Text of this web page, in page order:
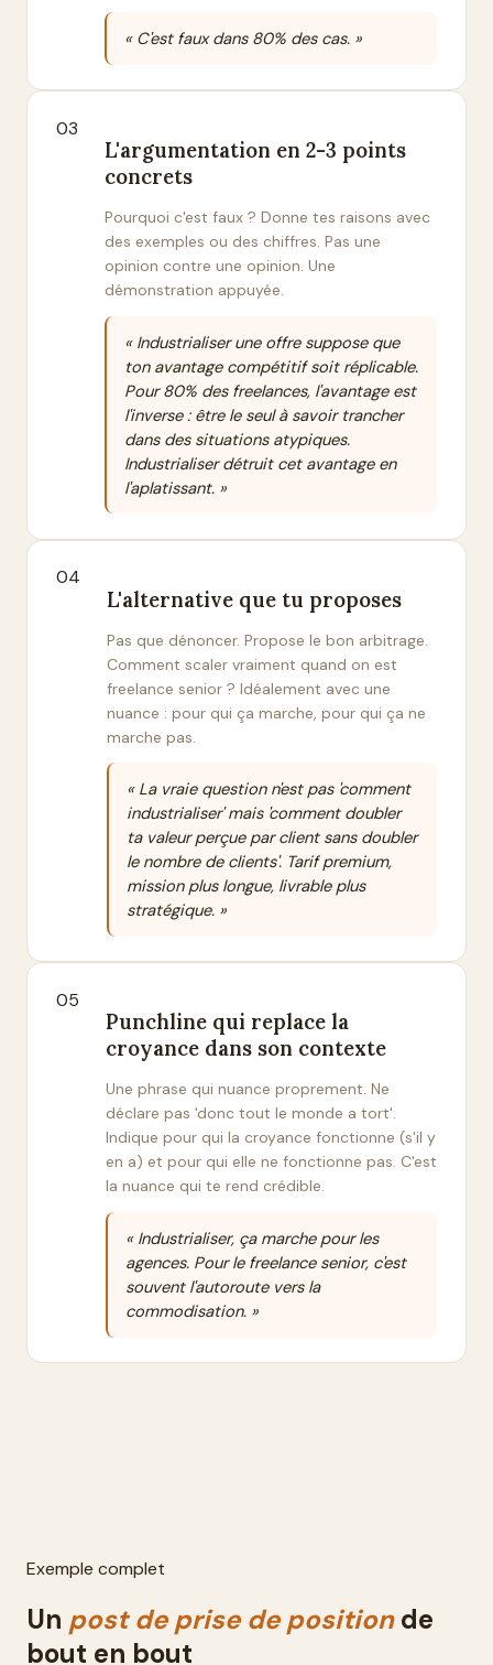
« C'est faux dans 80% des cas. »
03
L'argumentation en 2-3 points
concrets
Pourquoi c'est faux ? Donne tes raisons avec
des exemples ou des chiffres. Pas une
opinion contre une opinion. Une
démonstration appuyée.
« Industrialiser une offre suppose que
ton avantage compétitif soit réplicable.
Pour 80% des freelances, l'avantage est
l'inverse : être le seul à savoir trancher
dans des situations atypiques.
Industrialiser détruit cet avantage en
l'aplatissant. »
04
L'alternative que tu proposes
Pas que dénoncer. Propose le bon arbitrage.
Comment scaler vraiment quand on est
freelance senior ? Idéalement avec une
nuance : pour qui ça marche, pour qui ça ne
marche pas.
« La vraie question n'est pas 'comment
industrialiser' mais 'comment doubler
ta valeur perçue par client sans doubler
le nombre de clients'. Tarif premium,
mission plus longue, livrable plus
stratégique. »
05
Punchline qui replace la
croyance dans son contexte
Une phrase qui nuance proprement. Ne
déclare pas 'donc tout le monde a tort'.
Indique pour qui la croyance fonctionne (s'il y
en a) et pour qui elle ne fonctionne pas. C'est
la nuance qui te rend crédible.
« Industrialiser, ça marche pour les
agences. Pour le freelance senior, c'est
souvent l'autoroute vers la
commodisation. »
Exemple complet
Un postde prise de position de
bout en bout